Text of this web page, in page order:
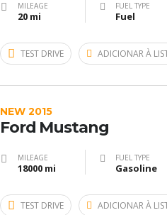
MILEAGE
20 mi
FUEL TYPE
Fuel
TEST DRIVE ADICIONAR À
NEW 2015
Ford Mustang
MILEAGE
18000 mi
FUEL TYPE
Gasoline
TEST DRIVE ADICIONAR À